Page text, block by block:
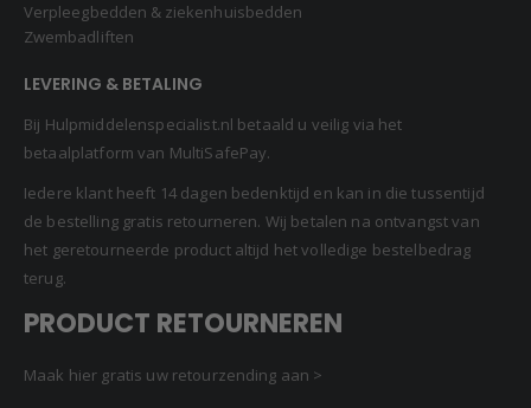
Verpleegbedden & ziekenhuisbedden
Zwembadliften
LEVERING & BETALING
Bij Hulpmiddelenspecialist.nl betaald u veilig via het
betaalplatform van MultiSafePay.
Iedere klant heeft 14 dagen bedenktijd en kan in die tussentijd
de bestelling gratis retourneren. Wij betalen na ontvangst van
het geretourneerde product altijd het volledige bestelbedrag
terug.
PRODUCT RETOURNEREN
Maak hier gratis uw retourzending aan >